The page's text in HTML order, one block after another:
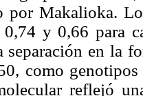
por Makalioka.
y 0,66 para
separación en la
como genotipos
reflejó